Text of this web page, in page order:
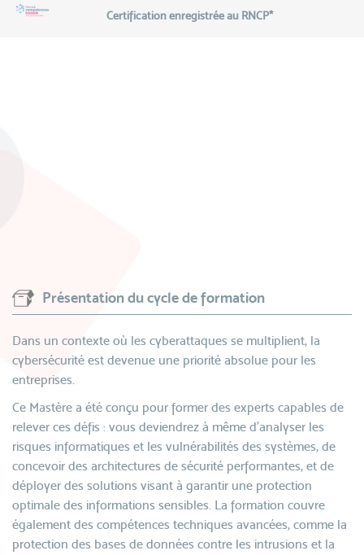
Certification enregistrée au RNCP*
Présentation du cycle de formation
Dans un contexte où les cyberattaques se multiplient, la
cybersécurité est devenue une priorité absolue pour les
entreprises.
Ce Mastère a été conçu pour former des experts capables de
relever ces défis : vous deviendrez à même d’analyser les
risques informatiques et les vulnérabilités des systèmes, de
concevoir des architectures de sécurité performantes, et de
déployer des solutions visant à garantir une protection
optimale des informations sensibles. La formation couvre
également des compétences techniques avancées, comme la
protection des bases de données contre les intrusions et la